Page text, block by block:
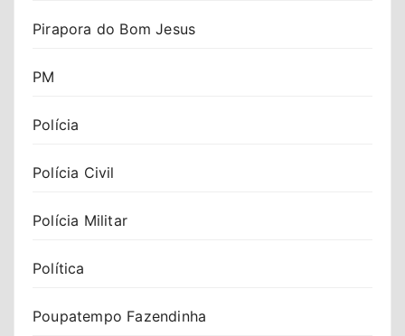
Pirapora do Bom Jesus
PM
Polícia
Polícia Civil
Polícia Militar
Política
Poupatempo Fazendinha